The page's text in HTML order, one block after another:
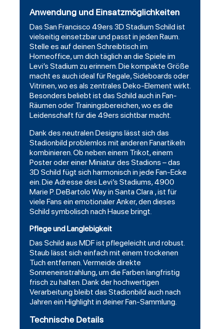
Anwendung und Einsatzmöglichkeiten
Das San Francisco 49ers 3D Stadium Schild ist
vielseitig einsetzbar und passt in jeden Raum.
Stelle es auf deinen Schreibtisch im
Homeoffice, um dich täglich an die Spiele im
Levi’s Stadium zu erinnern. Die kompakte Größe
macht es auch ideal für Regale, Sideboards oder
Vitrinen, wo es als zentrales Deko-Element wirkt.
Besonders beliebt ist das Schild auch in Fan-
Räumen oder Trainingsbereichen, wo es die
Leidenschaft für die 49ers sichtbar macht.
Dank des neutralen Designs lässt sich das
Stadionbild problemlos mit anderen Fanartikeln
kombinieren. Ob neben einem Trikot, einem
Poster oder einer Miniatur des Stadions – das
3D Schild fügt sich harmonisch in jede Fan-Ecke
ein. Die Adresse des Levi’s Stadiums, 4900
Marie P. DeBartolo Way in Santa Clara , ist für
viele Fans ein emotionaler Anker, den dieses
Schild symbolisch nach Hause bringt.
Pflege und Langlebigkeit
Das Schild aus MDF ist pflegeleicht und robust.
Staub lässt sich einfach mit einem trockenen
Tuch entfernen. Vermeide direkte
Sonneneinstrahlung, um die Farben langfristig
frisch zu halten. Dank der hochwertigen
Verarbeitung bleibt das Stadionbild auch nach
Jahren ein Highlight in deiner Fan-Sammlung.
Technische Details